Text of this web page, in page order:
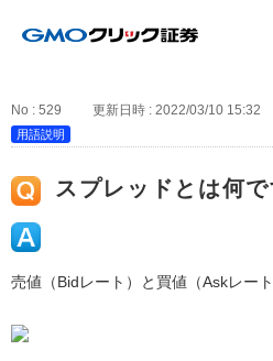
No : 529 更新日時 : 2022/03/10 15:32
用語説明
スプレッドとは何で
売値（Bidレート）と買値（Askレー